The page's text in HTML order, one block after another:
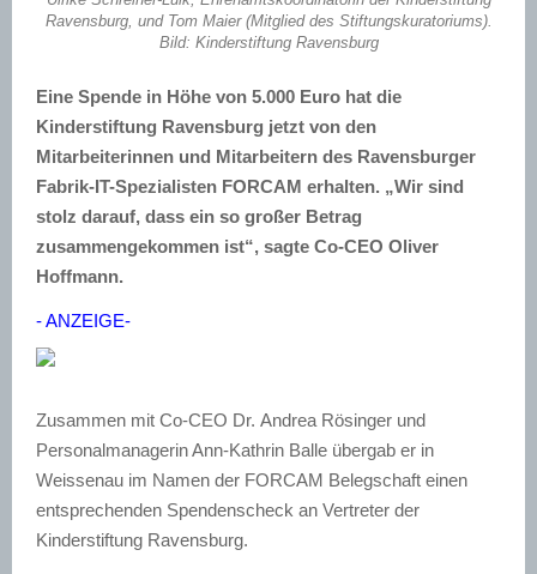
Ravensburg, und Tom Maier (Mitglied des Stiftungskuratoriums).
Bild: Kinderstiftung Ravensburg
Eine Spende in Höhe von 5.000 Euro hat die
Kinderstiftung Ravensburg jetzt von den
Mitarbeiterinnen und Mitarbeitern des Ravensburger
Fabrik-IT-Spezialisten FORCAM erhalten. „Wir sind
stolz darauf, dass ein so großer Betrag
zusammengekommen ist“, sagte Co-CEO Oliver
Hoffmann.
- ANZEIGE-
Zusammen mit Co-CEO Dr. Andrea Rösinger und
Personalmanagerin Ann-Kathrin Balle übergab er in
Weissenau im Namen der FORCAM Belegschaft einen
entsprechenden Spendenscheck an Vertreter der
Kinderstiftung Ravensburg.